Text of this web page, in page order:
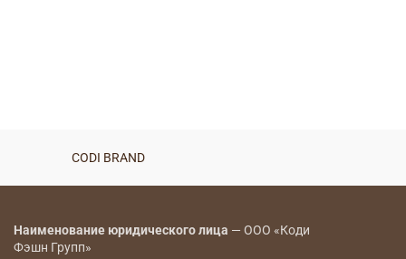
CODI BRAND
Наименование юридического лица — ООО «Коди
Фэшн Групп»